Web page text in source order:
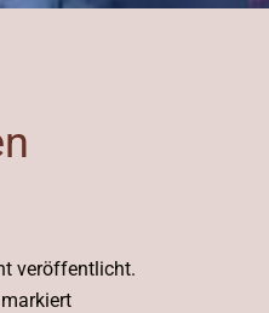
veröffentlicht.
markiert